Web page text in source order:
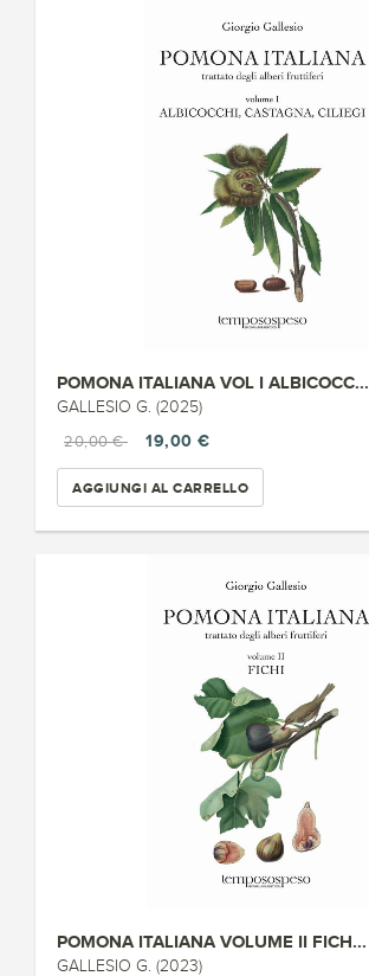
POMONA ITALIANA VOL I ALBICOCC...
GALLESIO G. (2025)
20,00 €
19,00 €
AGGIUNGI AL CARRELLO
POMONA ITALIANA VOLUME II FICH...
GALLESIO G. (2023)